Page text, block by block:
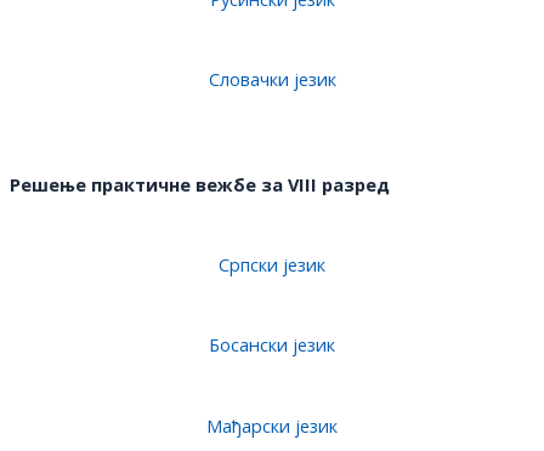
Словачки језик
Решење практичне вежбе за VIII разред
Српски језик
Босански језик
Мађарски језик